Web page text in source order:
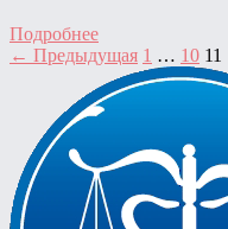
Подробнее
Пагинация
записей
← Предыдущая 1 … 10 11